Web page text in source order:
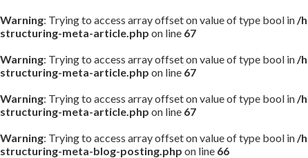
Warning: Trying to access array offset on value of type bool in/
structuring-meta-article.php on line 67
Warning: Trying to access array offset on value of type bool in/
structuring-meta-article.php on line 67
Warning: Trying to access array offset on value of type bool in/
structuring-meta-article.php on line 67
Warning: Trying to access array offset on value of type bool in/
structuring-meta-blog-posting.php on line 66